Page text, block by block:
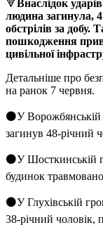
🔻 Внаслідок
людина загинула,
обстрілів за добу.
пошкодження
цивільної
Детальніше про
на ранок 7 червня.
⚫У Ворожбянській
загинув 48-річний
⚫У Шосткинській
будинок
⚫У Глухівській
38-річний чоловік,